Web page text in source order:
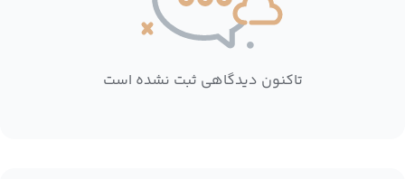
تاکنون دیدگاهی ثبت نشده است